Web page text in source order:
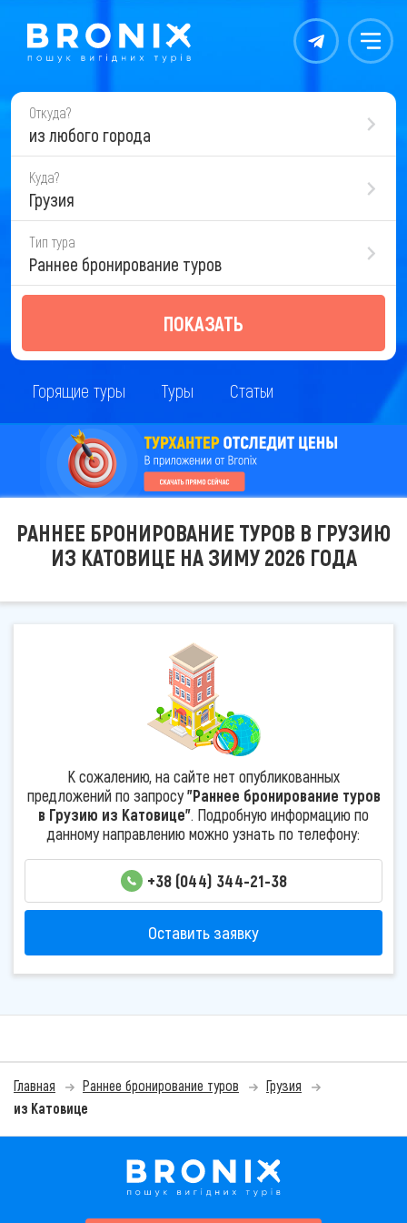
Контакты Меню
Откуда?
из любого города
Куда?
Грузия
Тип тура
Раннее бронирование туров
ПОКАЗАТЬ
Горящие туры Туры Статьи
РАННЕЕ БРОНИРОВАНИЕ ТУРОВ В ГРУЗИЮ
ИЗ КАТОВИЦЕ НА ЗИМУ 2026 ГОДА
К сожалению, на сайте нет опубликованных
предложений по запросу"Раннее бронирование туров
в Грузию из Катовице". Подробную информацию по
данному направлению можно узнать по телефону:
+38 (044) 344-21-38
Оставить заявку
Главная Раннее бронирование туров
Грузия
из Катовице